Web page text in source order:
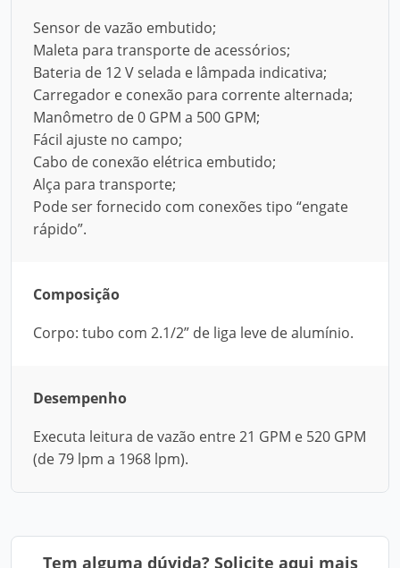
Sensor de vazão embutido;
Maleta para transporte de acessórios;
Bateria de 12 V selada e lâmpada indicativa;
Carregador e conexão para corrente alternada;
Manômetro de 0 GPM a 500 GPM;
Fácil ajuste no campo;
Cabo de conexão elétrica embutido;
Alça para transporte;
Pode ser fornecido com conexões tipo “engate
rápido”.
Composição
Corpo: tubo com 2.1/2” de liga leve de alumínio.
Desempenho
Executa leitura de vazão entre 21 GPM e 520 GPM
(de 79 lpm a 1968 lpm).
Tem alguma dúvida? Solicite aqui mais